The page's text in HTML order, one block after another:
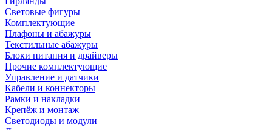
Световые фигуры
Комплектующие
Плафоны и абажуры
Текстильные абажуры
Блоки питания и драйверы
Прочие комплектующие
Управление и датчики
Кабели и коннекторы
Рамки и накладки
Крепёж и монтаж
Светодиоды и модули